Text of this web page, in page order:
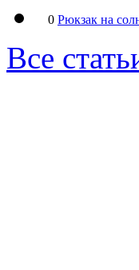
0 Рюкзак на
Все